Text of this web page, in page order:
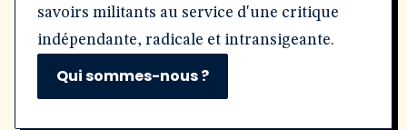
savoirs militants au service d'une critique
indépendante, radicale et intransigeante.
Qui sommes-nous ?